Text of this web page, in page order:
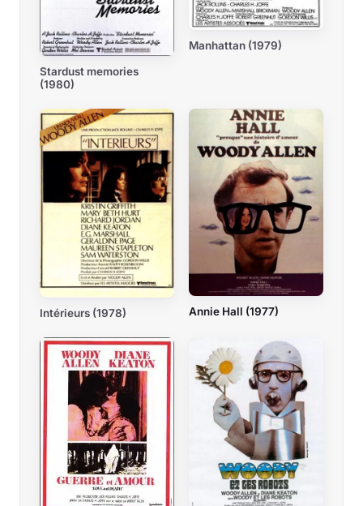
Stardust memories
(1980)
Manhattan (1979)
Intérieurs (1978) Annie Hall (1977)